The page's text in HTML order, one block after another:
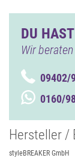
DU
Wir
09402/
0160/
Hersteller /
styleBREAKER GmbH